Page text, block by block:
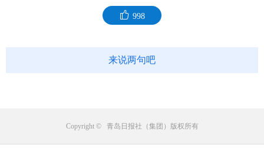
998
来说两句吧
Copyright © 青岛日报社（集团）版权所有